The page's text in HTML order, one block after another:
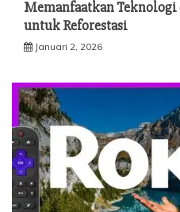
Memanfaatkan Teknologi
untuk Reforestasi
Januari 2, 2026